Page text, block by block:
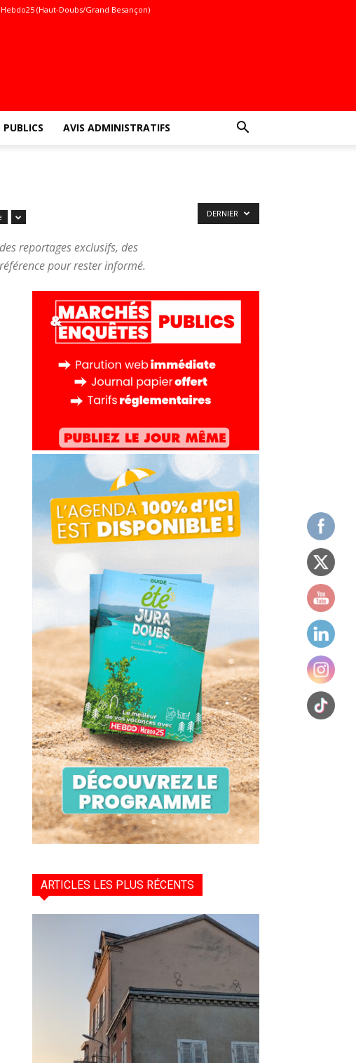
Hebdo25 (Haut-Doubs/Grand Besançon)
PUBLICS AVIS ADMINISTRATIFS
reportages exclusifs, des
pour rester informé.
DERNIER
ARTICLES LES PLUS RÉCENTS